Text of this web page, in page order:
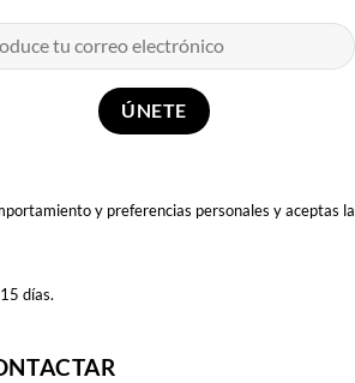
y preferencias personales y aceptas la
días.